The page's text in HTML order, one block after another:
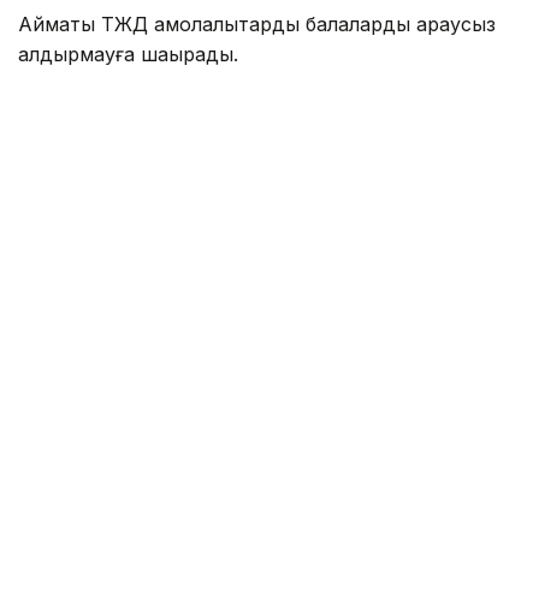
Аймақтық ТЖД ақмолалықтарды балаларды қараусыз
қалдырмауға шақырады.